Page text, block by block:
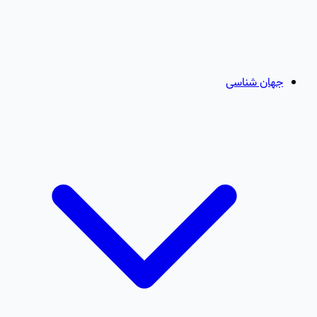
جهان شناسی